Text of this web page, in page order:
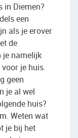
in Diemen?
een
als je erover
de
je namelijk
je huis.
geen
je al wel
huis?
Weten wat
je bij het